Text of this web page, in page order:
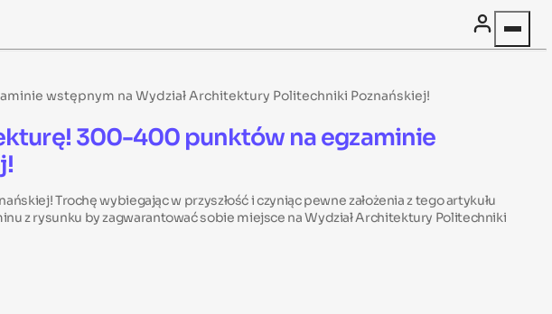
wstępnym na Wydział Architektury Politechniki Poznańskiej!
300-400 punktów na egzaminie
Trochę wybiegając w przyszłość i czyniąc pewne założenia z tego artykułu
z rysunku by zagwarantować sobie miejsce na Wydział Architektury Politechniki